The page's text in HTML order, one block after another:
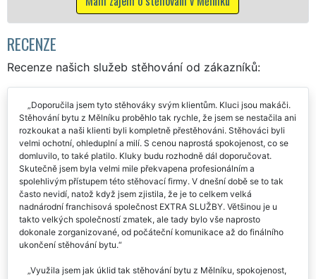
Mám zájem o stěhovací služby v
RECENZE
Recenze našich služeb stěhování od zákazníků:
Doporučila jsem tyto stěhováky svým klientům. Kluci jsou makáči.
Stěhování bytu z Mělníku proběhlo tak rychle, že jsem se nestačila ani
rozkoukat a naši klienti byli kompletně přestěhováni. Stěhováci byli
velmi ochotní, ohleduplní a milí. S cenou naprostá spokojenost, co se
domluvilo, to také platilo. Kluky budu rozhodně dál doporučovat.
Skutečně jsem byla velmi mile překvapena profesionálním a
spolehlivým přístupem této stěhovací firmy. V dnešní době se to tak
často nevidí, natož když jsem zjistila, že je to celkem velká
nadnárodní franchisová společnost EXTRA SLUŽBY. Většinou je u
takto velkých společností zmatek, ale tady bylo vše naprosto
dokonale zorganizované, od počáteční komunikace až do finálního